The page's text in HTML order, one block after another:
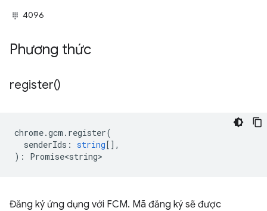
4096
Phương thức
register()
chrome.gcm . register(
senderIds : string[],
) : Promise<string>
Đăng ký ứng dụng với FCM. Mã đăng ký sẽ được